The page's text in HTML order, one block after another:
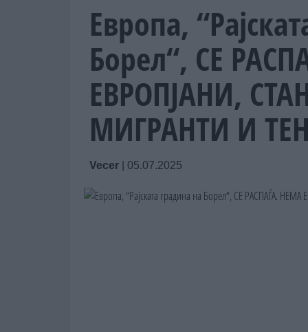
Европа,
Борел“, СЕ
ЕВРОПЈАНИ,
МИГРАНТИ И
Vecer 05.07.2025